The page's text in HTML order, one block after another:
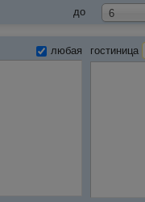
до 6
любая гостиница